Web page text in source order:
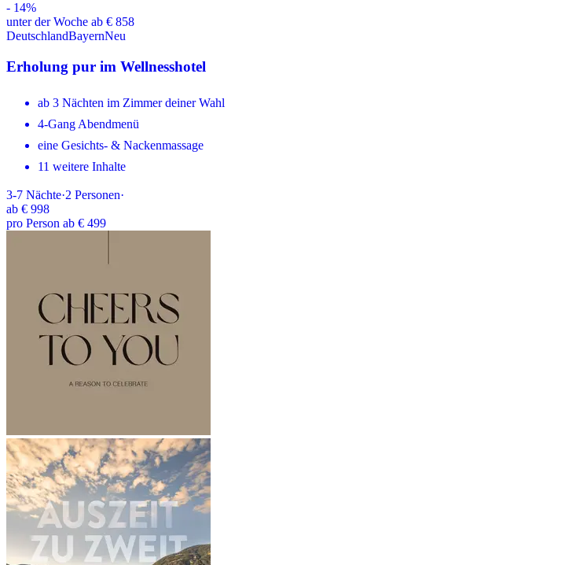
- 14%
unter der Woche ab € 858
DeutschlandBayernNeu
Erholung pur im Wellnesshotel
ab 3 Nächten im Zimmer deiner Wahl
4-Gang Abendmenü
eine Gesichts- & Nackenmassage
11 weitere Inhalte
3-7 Nächte·2 Personen·
ab € 998
pro Person ab € 499